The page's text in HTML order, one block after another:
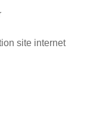
site internet